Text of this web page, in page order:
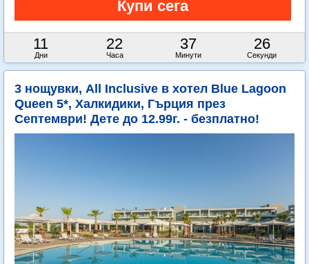
11
Дни
22
Часа
37
Минути
25
Секунди
3 нощувки, All Inclusive в хотел Blue Lagoon
Queen 5*, Халкидики, Гърция през
Септември! Дете до 12.99г. - безплатно!